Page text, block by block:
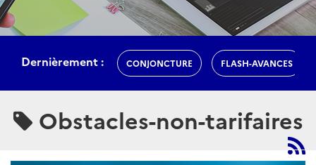
Dernièrement : CONJONCTURE FLASH-AVANCES
Obstacles-non-tarifaires